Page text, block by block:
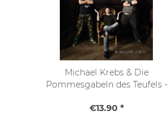
Michael Krebs & Die
Pommesgabeln des Teufels -
signiert
€13.90 *